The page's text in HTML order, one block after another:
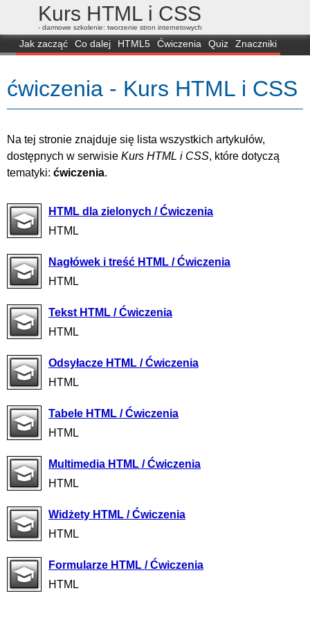
Kurs HTML i CSS
- darmowe szkolenie: tworzenie stron internetowych
Jak zacząć Co dalej HTML5 Ćwiczenia Quiz
Znaczniki
FAQ
Przeglądarki Mapa FORUM
ćwiczenia - Kurs HTML i CSS
Na tej stronie znajduje się lista wszystkich artykułów,
dostępnych w serwisie Kurs HTML i CSS, które dotyczą
tematyki: ćwiczenia.
HTML dla zielonych / Ćwiczenia
HTML
Nagłówek i treść HTML / Ćwiczenia
HTML
Tekst HTML / Ćwiczenia
HTML
Odsyłacze HTML / Ćwiczenia
HTML
Tabele HTML / Ćwiczenia
HTML
Multimedia HTML / Ćwiczenia
HTML
Widżety HTML / Ćwiczenia
HTML
Formularze HTML / Ćwiczenia
HTML